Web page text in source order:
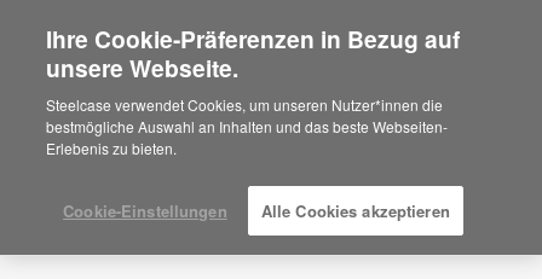
Are you in United States?
Would you like to see Products we sell in
your region?
Americas
Español
Planungsideen
Ihre Cookie-Präferenzen in Bezug auf
unsere Webseite.
Steelcase verwendet Cookies, um unseren Nutzer*innen die
bestmögliche Auswahl an Inhalten und das beste Webseiten-
Erlebenis zu bieten.
Cookie-Einstellungen Alle Cookies akzeptieren